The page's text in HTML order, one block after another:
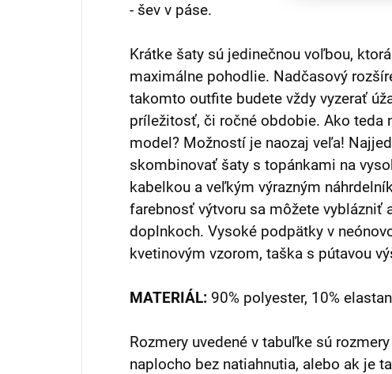
- šev v páse.
Krátke šaty sú jedinečnou voľbou,
maximálne pohodlie. Nadčasový
takomto outfite budete vždy vyzerať
príležitosť, či ročné obdobie. Ako teda
model? Možností je naozaj veľa!
skombinovať šaty s topánkami na
kabelkou a veľkým výrazným
farebnosť výtvoru sa môžete vyblázniť
doplnkoch. Vysoké podpätky v
kvetinovým vzorom, taška s pútavou
MATERIÁL: 90% polyester, 10% elastan
Rozmery uvedené v tabuľke sú
naplocho bez natiahnutia, alebo ak je